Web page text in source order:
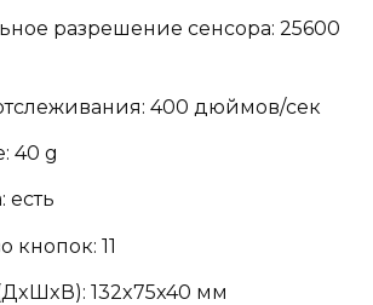
разрешение сенсора: 25600
400 дюймов/сек
40 g
есть
кнопок: 11
132x75x40 мм